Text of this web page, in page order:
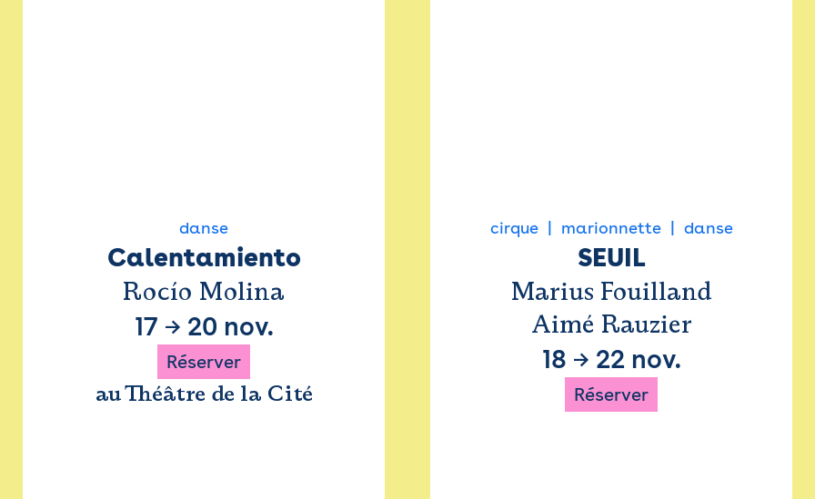
danse
Calentamiento
Rocío Molina
17 → 20 nov.
Réserver
au Théâtre de la Cité
cirque marionnette danse
SEUIL
Marius Fouilland
Aimé Rauzier
18 → 22 nov.
Réserver